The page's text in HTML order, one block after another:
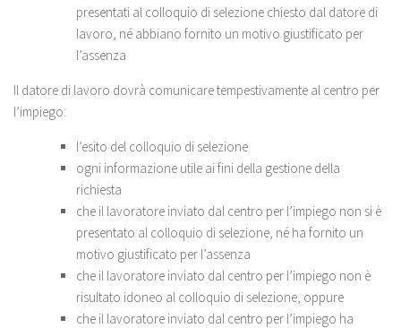
presentati al colloquio di selezione chiesto dal datore di
lavoro, né abbiano fornito un motivo giustificato per
l’assenza
Il datore di lavoro dovrà comunicare tempestivamente al centro per
l’impiego:
l’esito del colloquio di selezione
ogni informazione utile ai fini della gestione della
richiesta
che il lavoratore inviato dal centro per l’impiego non si è
presentato al colloquio di selezione, né ha fornito un
motivo giustificato per l’assenza
che il lavoratore inviato dal centro per l’impiego non è
risultato idoneo al colloquio di selezione, oppure
che il lavoratore inviato dal centro per l’impiego ha